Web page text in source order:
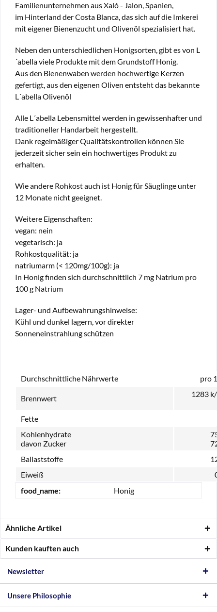
Familienunternehmen aus Xaló - Jalon, Spanien,
im Hinterland der Costa Blanca, das sich auf die Imkerei
mit eigener Bienenzucht und Olivenöl spezialisiert hat.
Neben den unterschiedlichen Honigsorten, gibt es von L
´abella viele Produkte mit dem Grundstoff Honig.
Aus den Bienenwaben werden hochwertige Kerzen
gefertigt, aus den eigenen Oliven entsteht das bekannte
L´abella Olivenöl
Alle L´abella Lebensmittel werden in gewissenhafter und
traditioneller Handarbeit hergestellt.
Dank regelmäßiger Qualitätskontrollen können Sie
jederzeit sicher sein ein hochwertiges Produkt zu
erhalten.
Wie andere Rohkost auch ist Honig für Säuglinge unter
12 Monate nicht geeignet.
Weitere Eigenschaften:
vegan: nein
vegetarisch: ja
Rohkostqualität: ja
natriumarm (< 120mg/100g): ja
In Honig finden sich durchschnittlich 7 mg Natrium pro
100 g Natrium
Lager- und Aufbewahrungshinweise:
Kühl und dunkel lagern, vor direkter
Sonneneinstrahlung schützen
Durchschnittliche Nährwerte pro
Brennwert 1283
Fette
Kohlenhydrate
davon Zucker
Ballaststoffe
Eiweiß
food_name:
Honig
Ähnliche Artikel
Kunden kauften auch
Newsletter
Unsere Philosophie